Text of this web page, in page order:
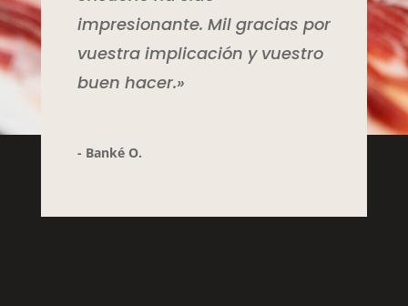
impresionante. Mil gracias por
vuestra implicación y vuestro
buen hacer.»
- Banké O.